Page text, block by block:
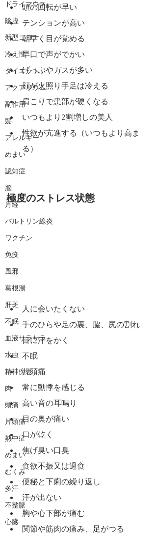
ドライマウス
陰虚
新型コロナ
冷え性
ダイエット
アクアリウム
副作用
髪
アレルギー
めまい
認知症
脳
月経
バルトリン線炎
ワクチン
免疫
風邪
葛根湯
肝斑
不眠
血液サラサラ
水虫
精神疾患
肉
頭痛
片頭痛
熱中症
めまい
むくみ
多汗
不整脈
心臓
頭の回転が早い
テンションが高い
朝早く目が覚める
早口で声がでかい
げっぷやガスが多い
顔が火照り手足は冷える
肩こりで患部が硬くなる
いつもより2割増しの美人
性欲が亢進する（いつもより高ま
る）
極度のストレス状態
人に会いたくない
手のひらや足の裏、脇、尻の割れ
目に汗をかく
不眠
片頭痛
常に動悸を感じる
高い音の耳鳴り
目の奥が痛い
口が乾く
焦げ臭い口臭
食欲不振又は過食
便秘と下痢の繰り返し
汗が出ない
胸や心下部が痛む
関節や筋肉の痛み、足がつる